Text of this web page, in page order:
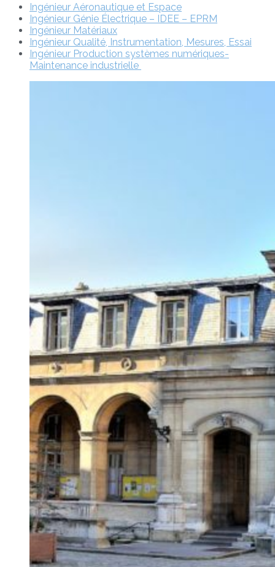
Ingénieur Aéronautique et Espace
Ingénieur Génie Électrique – IDEE – EPRM
Ingénieur Matériaux
Ingénieur Qualité, Instrumentation, Mesures, Essai
Ingénieur Production systèmes numériques-
Maintenance industrielle